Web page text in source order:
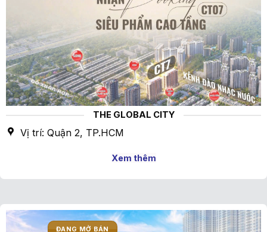
THE GLOBAL CITY
Vị trí: Quận 2, TP.HCM
Xem thêm
ĐANG MỞ BÁN